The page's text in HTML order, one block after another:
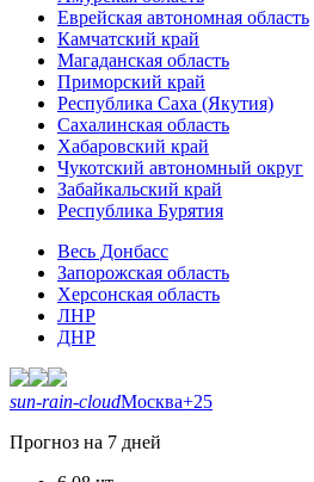
Еврейская автономная область
Камчатский край
Магаданская область
Приморский край
Республика Саха (Якутия)
Сахалинская область
Хабаровский край
Чукотский автономный округ
Забайкальский край
Республика Бурятия
Весь Донбасс
Запорожская область
Херсонская область
ЛНР
ДНР
sun-rain-cloudМосква+25
Прогноз на 7 дней